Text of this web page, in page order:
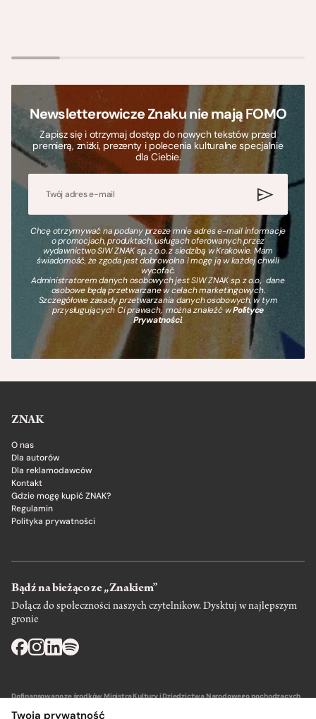
Newsletterowicze Znaku nie mają FOMO
Zapisz się i otrzymaj dostęp do nowych tekstów przed
premierą, zniżki, prezenty i polecenia kulturalne specjalnie
dla Ciebie.
Chcę otrzymywać na podany przeze mnie adres e-mail informacje
o promocjach, produktach, usługach oferowanych przez
wydawnictwo SIW ZNAK sp. z o.o. z siedzibą w Krakowie. Mam
świadomość, że zgoda jest dobrowolna i mogę ją w każdej chwili
wycofać.
Administratorem danych osobowych jest SIW ZNAK sp. z o.o., dane
osobowe będą przetwarzane w celach marketingowych.
Szczegółowe zasady przetwarzania danych osobowych, w tym
przysługujących Ci prawach, można znaleźć wPolityce
Prywatności.
ZNAK
O nas
Dla autorów
Dla reklamodawców
Kontakt
Gdzie mogę kupić ZNAK?
Regulamin
Polityka prywatności
Bądź na bieżąco ze „Znakiem”
Dołącz do społeczności naszych czytelnikow. Dysktuj w najlepszym
gronie
Dofinansowano ze środków Ministra Kultury i Dziedzictwa Narodowego pochodzących
Twoja prywatność